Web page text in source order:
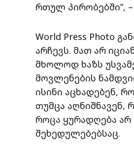
რთულ პირობებში”,
World Press Photo
არჩევს. მათ არ
მხოლოდ ხაზს
მოვლენების
ისინი აცხადებენ,
თუმცა აღნიშნავენ,
როცა ყურადღება არ
შეხედულებებსაც.